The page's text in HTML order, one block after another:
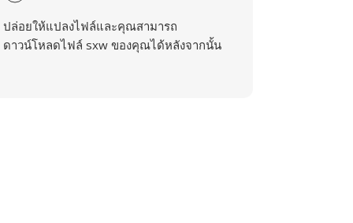
ปล่อยให้แปลงไฟล์และคุณสามารถ
ดาวน์โหลดไฟล์ sxw ของคุณได้หลังจากนั้น